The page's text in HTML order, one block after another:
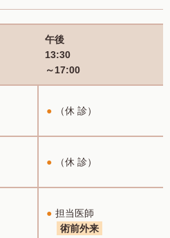
午後
13:30
～17:00
（休 診）
（休 診）
担当医師
術前外来